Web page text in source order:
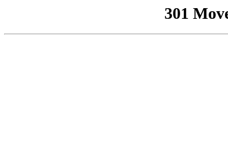
301